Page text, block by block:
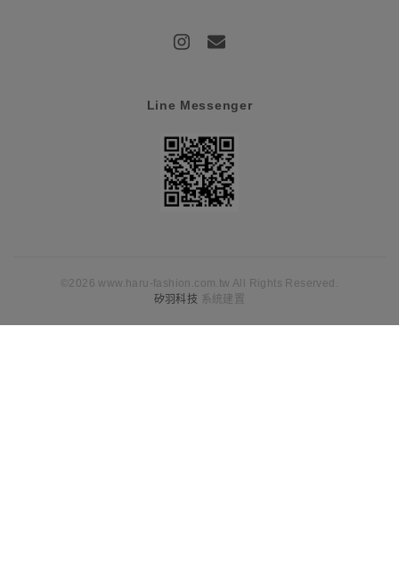
Line Messenger
©2026 www.haru-fashion.com.tw All Rights Reserved.
矽羽科技 系統建置